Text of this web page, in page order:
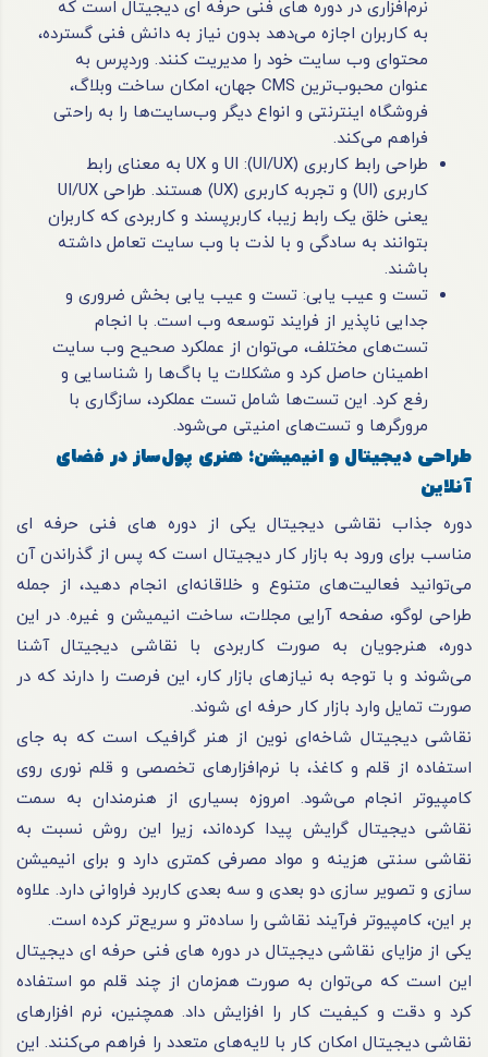
نرم‌افزاری در دوره های فنی حرفه ای دیجیتال است که
به کاربران اجازه می‌دهد بدون نیاز به دانش فنی گسترده،
محتوای وب‌ سایت خود را مدیریت کنند. وردپرس به
عنوان محبوب‌ترین CMS جهان، امکان ساخت وبلاگ،
فروشگاه اینترنتی و انواع دیگر وب‌سایت‌ها را به راحتی
فراهم می‌کند.
طراحی رابط کاربری (UI/UX): UI و UX به معنای رابط
کاربری (UI) و تجربه کاربری (UX) هستند. طراحی UI/UX
یعنی خلق یک رابط زیبا، کاربرپسند و کاربردی که کاربران
بتوانند به سادگی و با لذت با وب سایت تعامل داشته
باشند.
تست و عیب یابی: تست و عیب یابی بخش ضروری و
جدایی ناپذیر از فرایند توسعه وب است. با انجام
تست‌های مختلف، می‌توان از عملکرد صحیح وب سایت
اطمینان حاصل کرد و مشکلات یا باگ‌ها را شناسایی و
رفع کرد. این تست‌ها شامل تست عملکرد، سازگاری با
مرورگرها و تست‌های امنیتی می‌شود.
طراحی دیجیتال و انیمیشن؛ هنری پول‌ساز در فضای
آنلاین
دوره جذاب نقاشی دیجیتال یکی از دوره های فنی حرفه ای
مناسب برای ورود به بازار کار دیجیتال است که پس از گذراندن آن
می‌توانید فعالیت‌های متنوع و خلاقانه‌ای انجام دهید، از جمله
طراحی لوگو، صفحه آرایی مجلات، ساخت انیمیشن و غیره. در این
دوره، هنرجویان به صورت کاربردی با نقاشی دیجیتال آشنا
می‌شوند و با توجه به نیازهای بازار کار، این فرصت را دارند که در
صورت تمایل وارد بازار کار حرفه ای شوند.
نقاشی دیجیتال شاخه‌ای نوین از هنر گرافیک است که به جای
استفاده از قلم و کاغذ، با نرم‌افزارهای تخصصی و قلم نوری روی
کامپیوتر انجام می‌شود. امروزه بسیاری از هنرمندان به سمت
نقاشی دیجیتال گرایش پیدا کرده‌اند، زیرا این روش نسبت به
نقاشی سنتی هزینه و مواد مصرفی کمتری دارد و برای انیمیشن
سازی و تصویر سازی دو بعدی و سه بعدی کاربرد فراوانی دارد. علاوه
بر این، کامپیوتر فرآیند نقاشی را ساده‌تر و سریع‌تر کرده است.
یکی از مزایای نقاشی دیجیتال در دوره های فنی حرفه ای دیجیتال
این است که می‌توان به صورت همزمان از چند قلم مو استفاده
کرد و دقت و کیفیت کار را افزایش داد. همچنین، نرم افزارهای
نقاشی دیجیتال امکان کار با لایه‌های متعدد را فراهم می‌کنند. این